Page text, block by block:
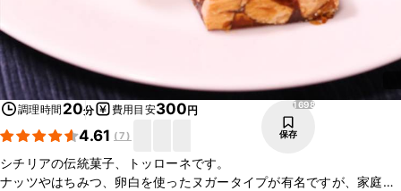
調理時間 20分 費用目安300円
4.61 (7)
1698
保存
シチリアの伝統菓子、トッローネです。
ナッツやはちみつ、卵白を使ったヌガータイプが有名ですが、家庭で